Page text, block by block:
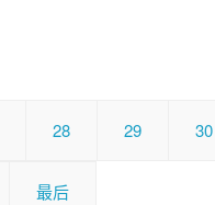
28 29 30
最后